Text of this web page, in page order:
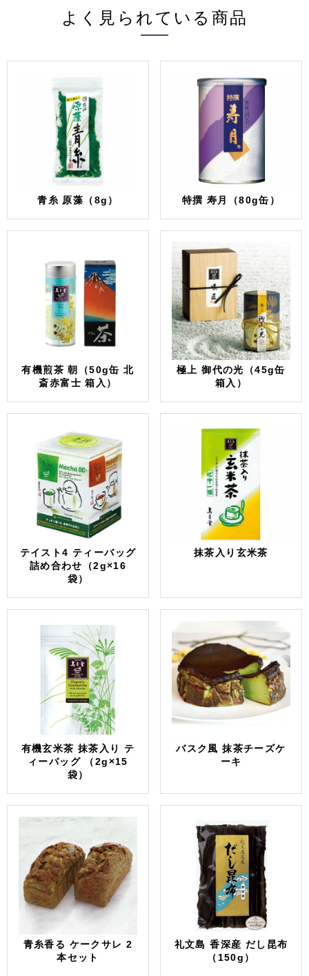
よく見られている商品
青糸 原藻（8g） 特撰 寿月（80g缶）
有機煎茶 朝（50g缶 北
斎赤富士 箱入）
極上 御代の光（45g缶
箱入）
テイスト4 ティーバッグ
詰め合わせ（2g×16
袋）
抹茶入り玄米茶
有機玄米茶 抹茶入り テ
ィーバッグ （2g×15
袋）
バスク風 抹茶チーズケ
ーキ
青糸香る ケークサレ 2
本セット
礼文島 香深産 だし昆布
（150g）